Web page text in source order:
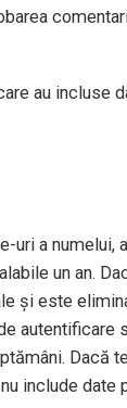
au
uri a
un an.
și este
include